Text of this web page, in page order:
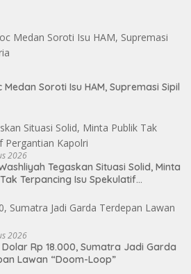
Soroti Isu HAM, Supremasi Sipil
2026
Tegaskan Situasi Solid, Minta
Terpancing Isu Spekulatif
2026
Rp 18.000, Sumatra Jadi Garda
Lawan “Doom-Loop”